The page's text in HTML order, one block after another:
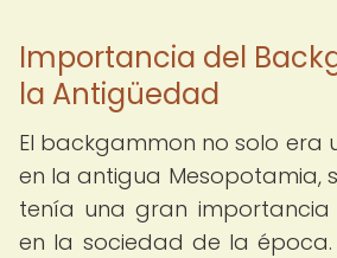
Importancia del
la Antigüedad
El backgammon no solo era
en la antigua Mesopotamia,
tenía una gran importancia
en la sociedad de la época.